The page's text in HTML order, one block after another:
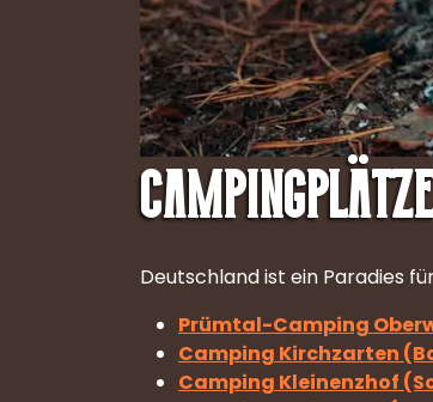
Deutschland ist ein Paradies
Prümtal-Camping
Camping Kirchzarten
Camping Kleinenzhof